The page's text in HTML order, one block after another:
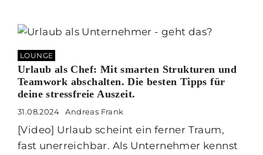
LOUNGE
Urlaub als Chef: Mit smarten Strukturen und
Teamwork abschalten. Die besten Tipps für
deine stressfreie Auszeit.
31.08.2024 Andreas Frank
[Video] Urlaub scheint ein ferner Traum,
fast unerreichbar. Als Unternehmer kennst